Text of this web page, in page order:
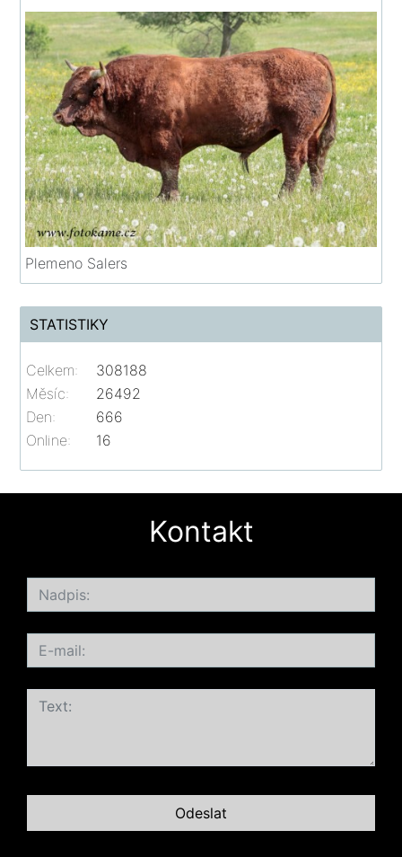
Plemeno Salers
STATISTIKY
Online: 16
Celkem:
308188
Měsíc:
26492
Den:
666
Kontakt